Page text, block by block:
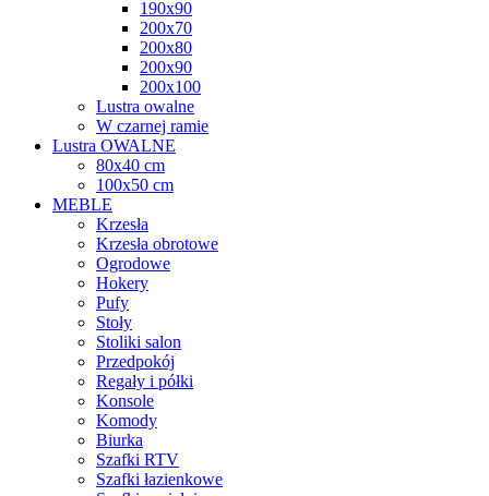
190x90
200x70
200x80
200x90
200x100
Lustra owalne
W czarnej ramie
Lustra OWALNE
80x40 cm
100x50 cm
MEBLE
Krzesła
Krzesła obrotowe
Ogrodowe
Hokery
Pufy
Stoły
Stoliki salon
Przedpokój
Regały i półki
Konsole
Komody
Biurka
Szafki RTV
Szafki łazienkowe